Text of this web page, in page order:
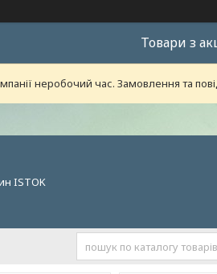
Товари з
неробочий час. Замовлення та
ISTOK